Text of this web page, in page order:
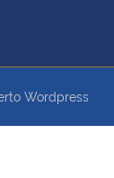
Wordpress